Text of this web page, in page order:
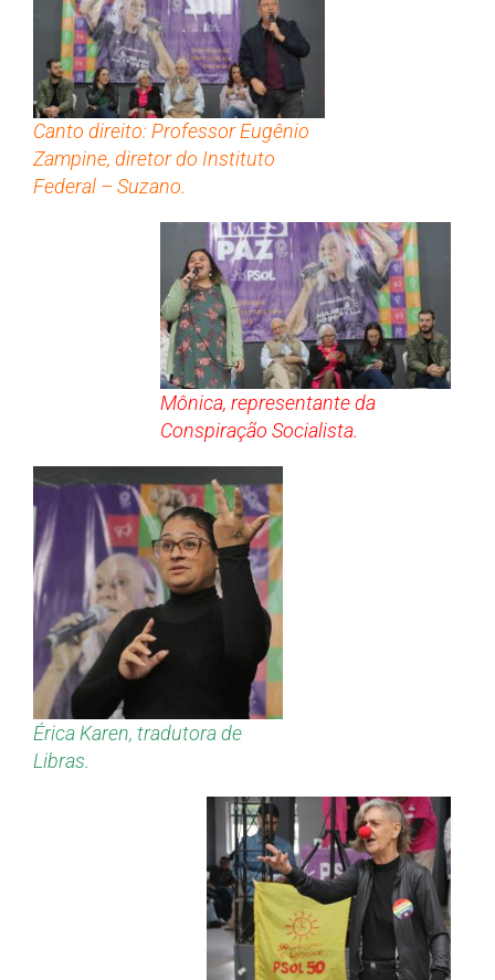
Canto direito: Professor Eugênio
Zampine, diretor do Instituto
Federal – Suzano.
Mônica, representante da
Conspiração Socialista.
Érica Karen, tradutora de
Libras.